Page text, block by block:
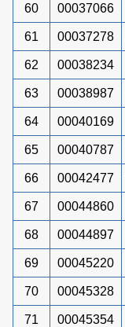
60 00037066
61 00037278
62 00038234
63 00038987
64 00040169
65 00040787
66 00042477
67 00044860
68 00044897
69 00045220
70 00045328
71 00045354